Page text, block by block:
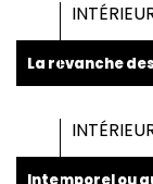
La revanche
Intemporel ou